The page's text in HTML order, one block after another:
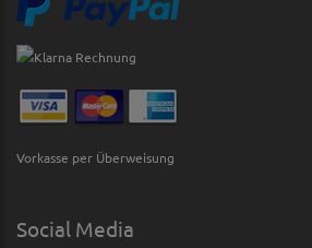
Vorkasse per Überweisung
Social Media